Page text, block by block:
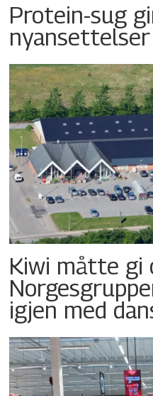
Protein-sug
Kiwi måtte gi
igjen med